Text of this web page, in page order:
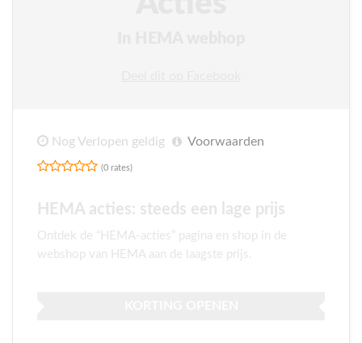
Nog Verlopen geldig Voorwaarden
(0 rates)
HEMA acties: steeds een lage prijs
Ontdek de “HEMA-acties” pagina en shop in de
webshop van HEMA aan de laagste prijs.